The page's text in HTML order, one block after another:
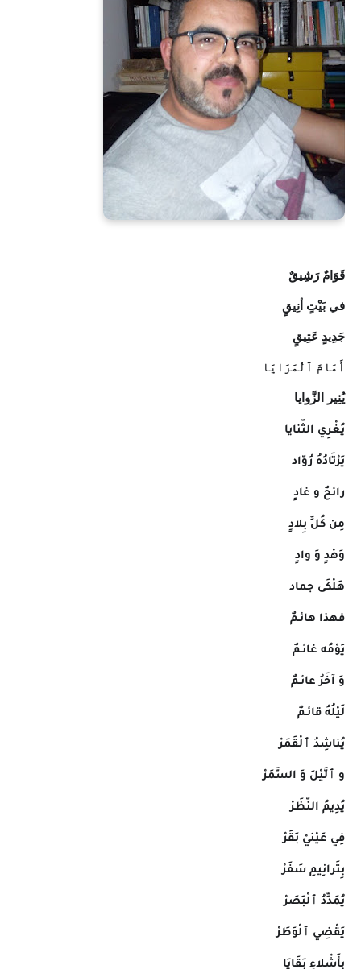
قَوَامٌ رَشِيقٌ
في بَيْتٍ أنِيقٍ
جَدِيدٍ عَتِيقٍ
أَمَامَ ٱلْمَرَايَا
يُنِير الزَّوايا
يُغْرِي الثّنايا
يَرْتَادُهُ رُوّاد
رائحٌ و غادٍ
مِن كُلِّ بِلادٍ
وَهْدٍ وَ وادٍ
هَلْكَى جماد
فهذا هائـمٌ
يَوْمُه غائـمٌ
وَ آخَرُ عائـمٌ
لَيْلُهُ قائـمٌ
يُناشِدُ ٱلْقَمَرْ
و ٱلَّيْلَ وَ السَّمَرْ
يُدِيمُ النّظَرْ
فِي عَيْنيْ بَقَرْ
بِتَرانِيمِ سَفَرْ
يُمَدِّدُ ٱلْبَصَرْ
يَقْضِي ٱلْوَطَرْ
بِأَشْلاءِ بَقَايَا